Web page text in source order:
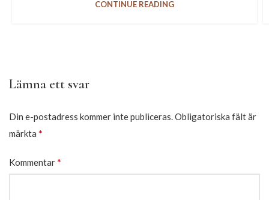
CONTINUE READING
Lämna ett svar
Din e-postadress kommer inte publiceras.Obligatoriska fält är
märkta *
Kommentar*